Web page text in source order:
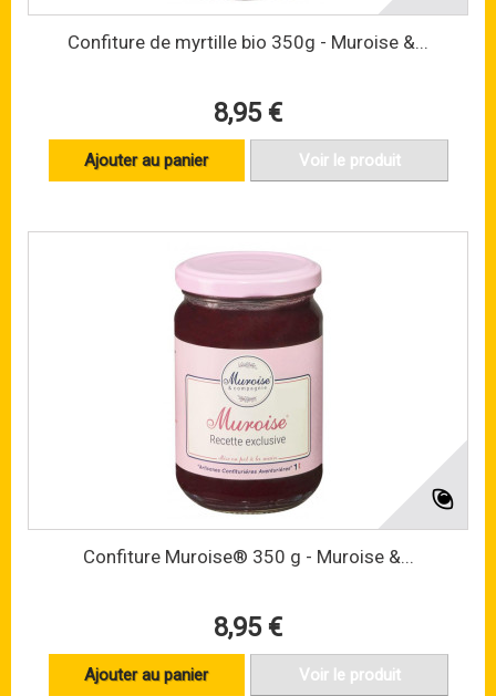
Confiture de myrtille bio 350g - Muroise &...
8,95 €
Ajouter au panier Voir le produit
Confiture Muroise® 350 g - Muroise &...
8,95 €
Ajouter au panier Voir le produit